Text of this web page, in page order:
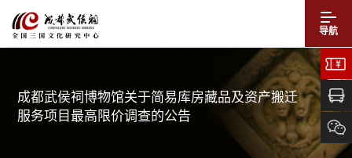
导航
成都武侯祠博物馆关于简易库房藏品及资产搬迁
服务项目最高限价调查的公告